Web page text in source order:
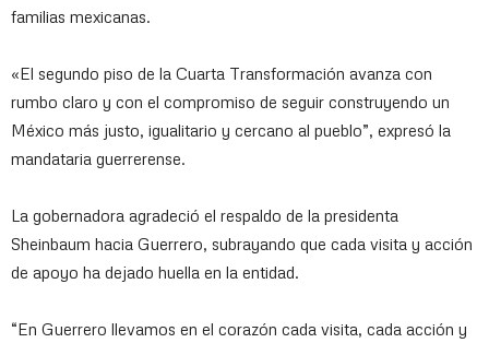
familias mexicanas.
«El segundo piso de la Cuarta Transformación avanza con
rumbo claro y con el compromiso de seguir construyendo un
México más justo, igualitario y cercano al pueblo”, expresó la
mandataria guerrerense.
La gobernadora agradeció el respaldo de la presidenta
Sheinbaum hacia Guerrero, subrayando que cada visita y acción
de apoyo ha dejado huella en la entidad.
“En Guerrero llevamos en el corazón cada visita, cada acción y